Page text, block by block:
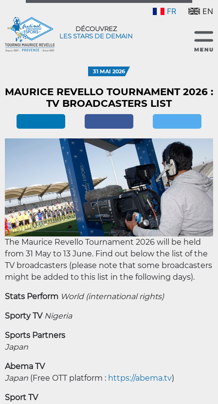
FR EN
DÉCOUVREZ
LES STARS DE DEMAIN
31 MAI 2026
MAURICE REVELLO TOURNAMENT 2026 :
TV BROADCASTERS LIST
The Maurice Revello Tournament 2026 will be held
from 31 May to 13 June. Find out below the list of the
TV broadcasters (please note that some broadcasters
might be added to this list in the following days).
Stats Perform World (international rights)
Sporty TV Nigeria
Sports Partners
Japan
Abema TV
Japan (Free OTT platform : https://abema.tv)
Sport TV